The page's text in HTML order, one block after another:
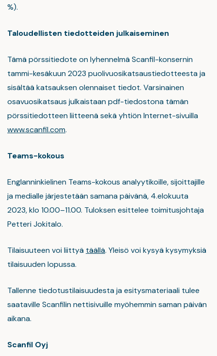
%).
Taloudellisten tiedotteiden julkaiseminen
Tämä pörssitiedote on lyhennelmä Scanfil-konsernin
tammi-kesäkuun 2023 puolivuosikatsaustiedotteesta ja
sisältää katsauksen olennaiset tiedot. Varsinainen
osavuosikatsaus julkaistaan pdf-tiedostona tämän
pörssitiedotteen liitteenä sekä yhtiön Internet-sivuilla
www.scanfil.com.
Teams-kokous
Englanninkielinen Teams-kokous analyytikoille, sijoittajille
ja medialle järjestetään samana päivänä, 4.elokuuta
2023, klo 10.00–11.00. Tuloksen esittelee toimitusjohtaja
Petteri Jokitalo.
Tilaisuuteen voi liittyä täällä. Yleisö voi kysyä kysymyksiä
tilaisuuden lopussa.
Tallenne tiedotustilaisuudesta ja esitysmateriaali tulee
saataville Scanfilin nettisivuille myöhemmin saman päivän
aikana.
Scanfil Oyj